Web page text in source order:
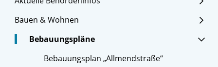
Bauen & Wohnen
Bebauungspläne
Bebauungsplan „Allmendstraße“